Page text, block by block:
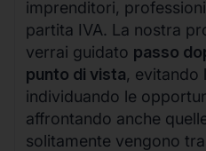
imprenditori,
partita IVA. La nostra
verrai guidato passo
punto di vista, evitando
individuando le
affrontando anche
solitamente vengono